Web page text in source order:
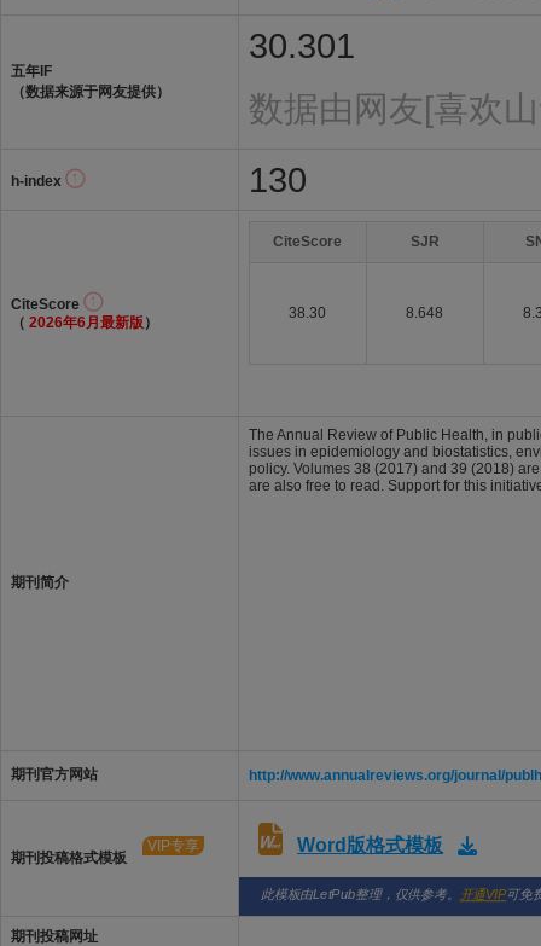
五年IF
（数据来源于网友提供）
30.301
数据由网友[喜欢
h-index 130
CiteScore
（ 2026年6月最新版 ）
CiteScore SJR
38.30 8.648
期刊简介
The Annual Review of Public Health, in
issues in epidemiology and biostatistics,
policy. Volumes 38 (2017) and 39 (2018)
are also free to read. Support for this
期刊官方网站 http://www.annualreviews.org/journal/
期刊投稿格式模板
VIP专享 Word版格式模板
此模板由LetPub整理，仅供参考。 开通VIP可免
期刊投稿网址